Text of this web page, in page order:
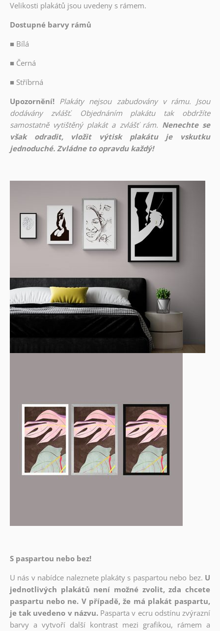
Velikosti plakátů jsou uvedeny s rámem.
Dostupné barvy rámů
■ Bílá
■ Černá
■ Stříbrná
Upozornění! Plakáty nejsou zabudovány v rámu. Jsou
dodávány zvlášť. Objednáním plakátu tak obdržíte
samostatně vytištěný plakát a zvlášť rám. Nenechte se
však odradit, vložit výtisk plakátu je vskutku
jednoduché. Zvládne to opravdu každý!
S paspartou nebo bez!
U nás v nabídce naleznete plakáty s paspartou nebo bez. U
jednotlivých plakátů není možné zvolit, zda chcete
paspartu nebo ne. V případě, že má plakát paspartu,
je tak uvedeno v názvu. Pasparta v ecru odstínu zvýrazní
barvy a vytvoří další kontrast mezi grafikou, rámem a